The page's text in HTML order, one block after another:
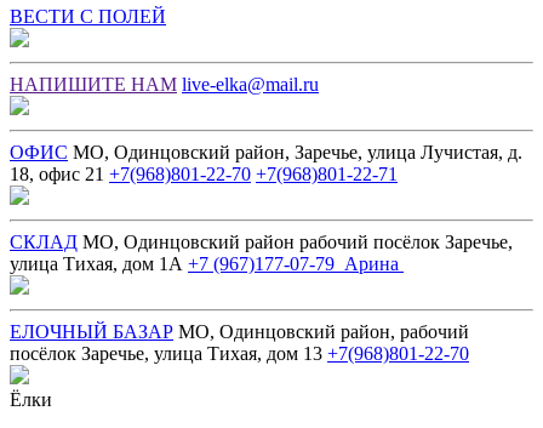
ВЕСТИ С ПОЛЕЙ
НАПИШИТЕ НАМ live-elka@mail.ru
ОФИС МО, Одинцовский район, Заречье, улица Лучистая, д.
18, офис 21 +7(968)801-22-70 +7(968)801-22-71
СКЛАД МО, Одинцовский район рабочий посёлок Заречье,
улица Тихая, дом 1А +7 (967)177-07-79 Арина
ЕЛОЧНЫЙ БАЗАР МО, Одинцовский район, рабочий
посёлок Заречье, улица Тихая, дом 13 +7(968)801-22-70
Ёлки